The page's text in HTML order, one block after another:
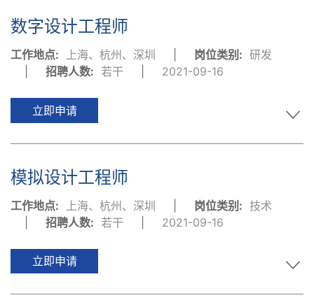
数字设计工程师
工作地点: 上海、杭州、深圳 岗位类别: 研发
招聘人数: 若干 2021-09-16
立即申请
模拟设计工程师
工作地点: 上海、杭州、深圳 岗位类别: 技术
招聘人数: 若干 2021-09-16
立即申请